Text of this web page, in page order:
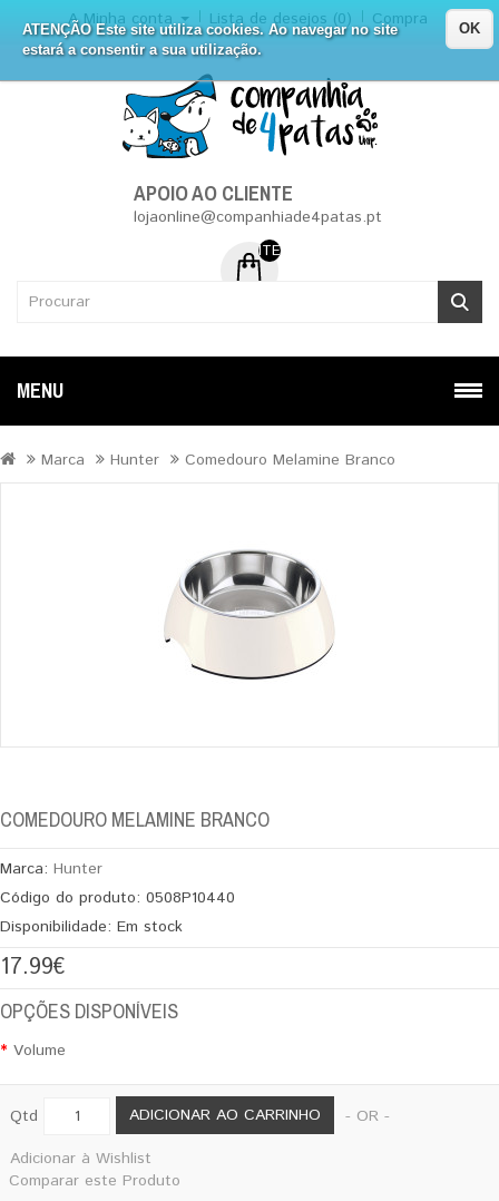
ATENÇÃO Este site utiliza cookies. Ao navegar no site
estará a consentir a sua utilização.
OK
A Minha conta Lista de desejos (0) Compra
APOIO AO CLIENTE
lojaonline@companhiade4patas.pt
ITEM (NS) DE 0 - 0.00€
MENU
Marca Hunter Comedouro Melamine Branco
COMEDOURO MELAMINE BRANCO
Marca: Hunter
Código do produto: 0508P10440
Disponibilidade: Em stock
17.99€
OPÇÕES DISPONÍVEIS
Volume
Qtd ADICIONAR AO CARRINHO
- OR -
Adicionar à Wishlist
Comparar este Produto